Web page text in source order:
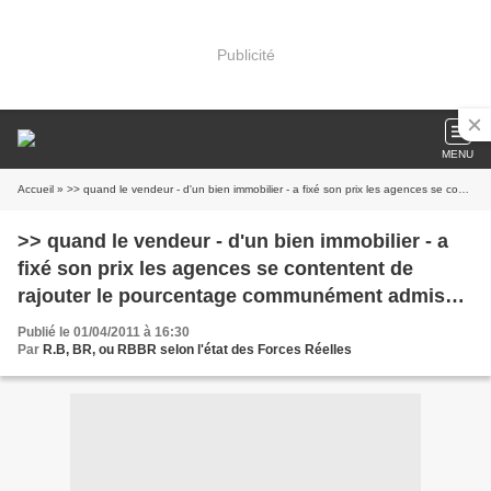
Publicité
MENU
Accueil » >> quand le vendeur - d'un bien immobilier - a fixé son prix les agences se contentent de rajouter le pourcentage communément admis dans le secteur…
>> quand le vendeur - d'un bien immobilier - a
fixé son prix les agences se contentent de
rajouter le pourcentage communément admis
dans le secteur…
Publié le 01/04/2011 à 16:30
Par R.B, BR, ou RBBR selon l'état des Forces Réelles